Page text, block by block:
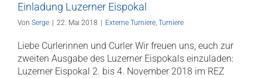
Einladung Luzerner Eispokal
Von Serge 22. Mai 2018 Externe Turniere, Turniere
Liebe Curlerinnen und Curler Wir freuen uns, euch zur
zweiten Ausgabe des Luzerner Eispokals einzuladen:
Luzerner Eispokal 2. bis 4. November 2018 im REZ